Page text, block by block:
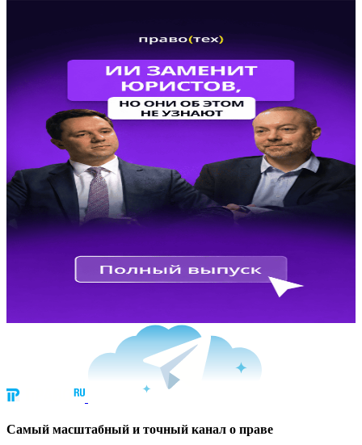
Cамый масштабный и точный канал о праве